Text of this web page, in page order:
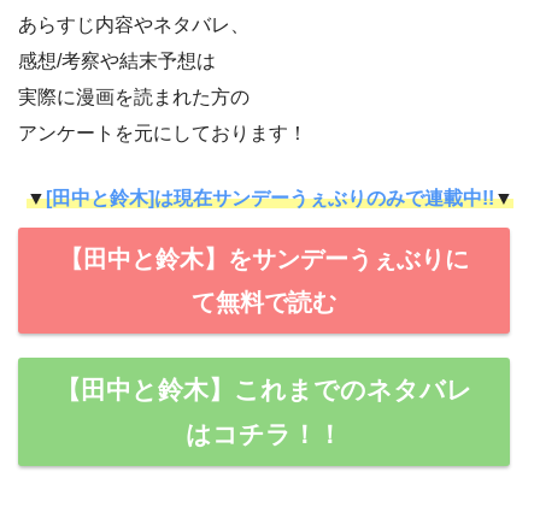
あらすじ内容やネタバレ、
感想/考察や結末予想は
実際に漫画を読まれた方の
アンケートを元にしております！
▼[田中と鈴木]は現在サンデーうぇぶりのみで連載中!!▼
【田中と鈴木】をサンデーうぇぶりに
て無料で読む
【田中と鈴木】これまでのネタバレ
はコチラ！！